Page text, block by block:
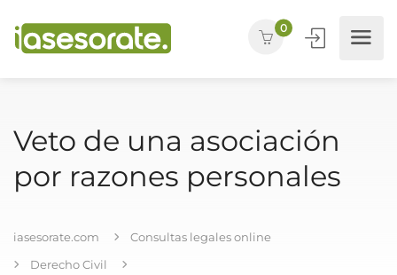
0
Veto de una asociación
por razones personales
iasesorate.com
Consultas legales online
Derecho Civil